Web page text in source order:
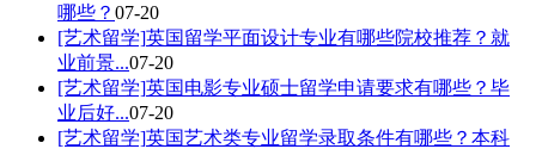
哪些？ 07-20
[艺术留学]英国留学平面设计专业有哪些院校推荐？就
业前景...07-20
[艺术留学]英国电影专业硕士留学申请要求有哪些？毕
业后好...07-20
[艺术留学]英国艺术类专业留学录取条件有哪些？本科